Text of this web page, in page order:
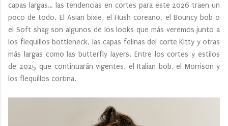
capas largas… las tendencias en cortes para este 2026 traen un
poco de todo. El Asian bixie, el Hush coreano, el Bouncy bob o
el Soft shag son algunos de los looks que más veremos junto a
los flequillos bottleneck, las capas felinas del corte Kitty y otras
más largas como las butterfly layers. Entre los cortes y estilos
de 2025 que continuarán vigentes, el Italian bob, el Morrison y
los flequillos cortina.